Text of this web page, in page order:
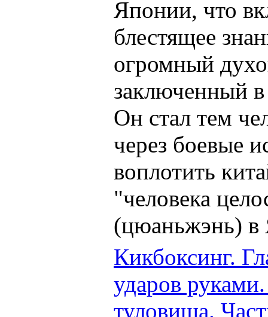
Японии, что
блестящее
огромный
заключенный
Он стал тем
через боевые
воплотить
"человека
(цюаньжэнь) в
Кикбоксинг.
ударов
туловища.